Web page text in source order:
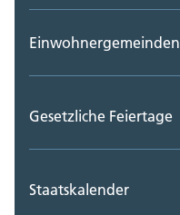
Einwohnergemeinden
Gesetzliche Feiertage
Staatskalender